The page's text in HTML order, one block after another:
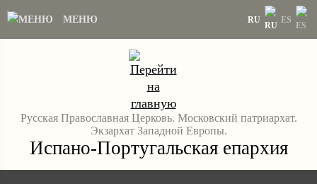
МЕНЮ RU ES
Русская Православная Церковь. Московский патриархат.
Экзархат Западной Европы.
Испано-Португальская епархия